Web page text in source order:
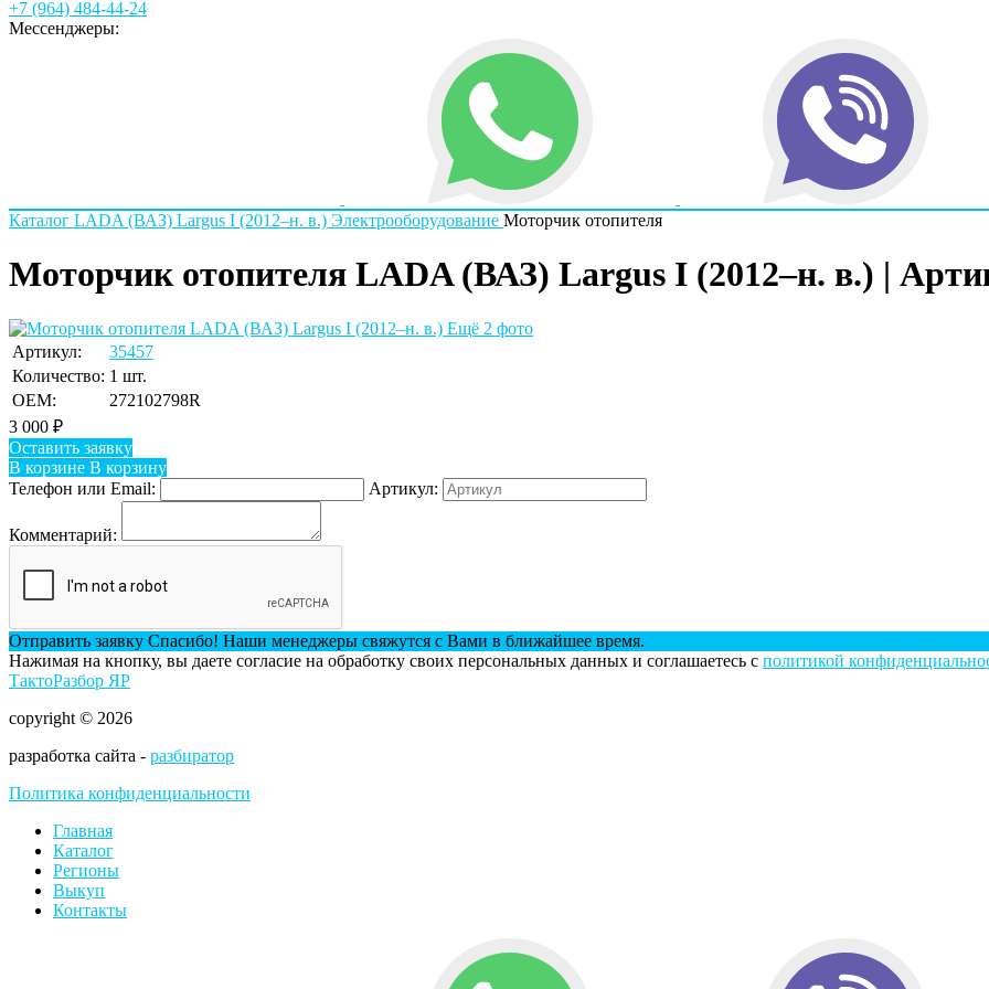
+7 (964) 484-44-24
Мессенджеры:
Каталог LADA (ВАЗ) Largus I (2012–н. в.) Электрооборудование Моторчик отопителя
Моторчик отопителя LADA (ВАЗ) Largus I (2012–н. в.) |
Ещё 2 фото
Артикул:
35457
Количество: 1 шт.
OEM:
272102798R
3 000 ₽
Оставить заявку
В корзине В корзину
Телефон или Email:
Артикул:
Комментарий:
Отправить заявку Спасибо! Наши менеджеры свяжутся с Вами в ближайшее время.
Нажимая на кнопку, вы даете согласие на обработку своих персональных данных и соглашаетесь с политикой
ТактоРазбор ЯР
copyright © 2026
разработка сайта - разбиратор
Политика конфиденциальности
Главная
Каталог
Регионы
Выкуп
Контакты